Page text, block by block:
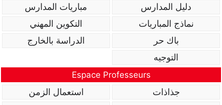
دليل المدارس
مباريات المدارس
نماذج المباريات
التكوين المهني
باك حر
الدراسة بالخارج
التوجيه
Espace Professeurs
جذاذات
استعمال الزمن